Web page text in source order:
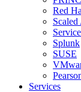
Red
Splunk
SUSE
Services